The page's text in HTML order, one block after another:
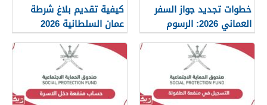
خطوات تجديد جواز السفر
العماني 2026: الرسوم
والمستندات المطلوبة
كيفية تقديم بلاغ شرطة
عمان السلطانية 2026